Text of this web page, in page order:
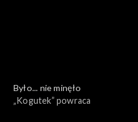
Było... nie minęło
„Kogutek” powraca